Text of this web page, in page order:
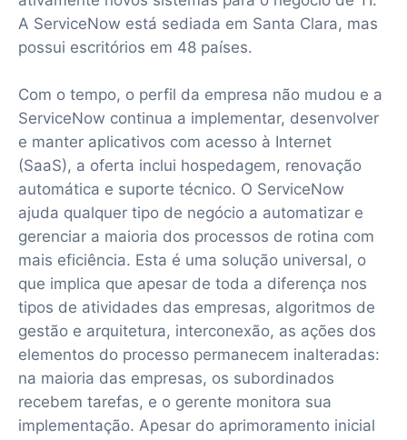
A ServiceNow está sediada em Santa Clara, mas
possui escritórios em 48 países.
Com o tempo, o perfil da empresa não mudou e a
ServiceNow continua a implementar, desenvolver
e manter aplicativos com acesso à Internet
(SaaS), a oferta inclui hospedagem, renovação
automática e suporte técnico. O ServiceNow
ajuda qualquer tipo de negócio a automatizar e
gerenciar a maioria dos processos de rotina com
mais eficiência. Esta é uma solução universal, o
que implica que apesar de toda a diferença nos
tipos de atividades das empresas, algoritmos de
gestão e arquitetura, interconexão, as ações dos
elementos do processo permanecem inalteradas:
na maioria das empresas, os subordinados
recebem tarefas, e o gerente monitora sua
implementação. Apesar do aprimoramento inicial